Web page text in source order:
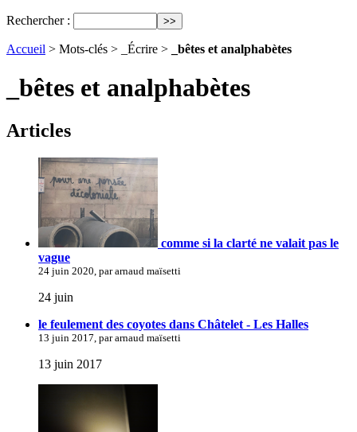
Rechercher :
Accueil > Mots-clés > _Écrire > _bêtes et analphabètes
_bêtes et analphabètes
Articles
comme si la clarté ne valait pas le
vague
24 juin 2020, par arnaud maïsetti
24 juin
le feulement des coyotes dans Châtelet - Les Halles
13 juin 2017, par arnaud maïsetti
13 juin 2017